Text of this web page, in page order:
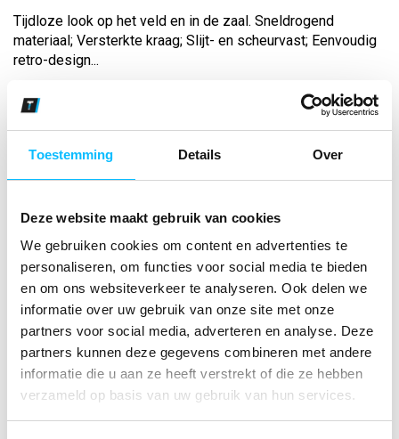
Toestemming Details Over
Deze website maakt gebruik van cookies
We gebruiken cookies om content en advertenties te
personaliseren, om functies voor social media te bieden
en om ons websiteverkeer te analyseren. Ook delen we
informatie over uw gebruik van onze site met onze
partners voor social media, adverteren en analyse. Deze
partners kunnen deze gegevens combineren met andere
informatie die u aan ze heeft verstrekt of die ze hebben
verzameld op basis van uw gebruik van hun services.
Tijdloze look op het veld en in de zaal. Sneldrogend
materiaal; Versterkte kraag; Slijt- en scheurvast; Eenvoudig
retro-design...
curaçao/zwart
Maat
*Gratis verzending vanaf €150,- exclusief BTW
Kies kleur/maat
€ 14,18 € 18 ,18 excl BTW